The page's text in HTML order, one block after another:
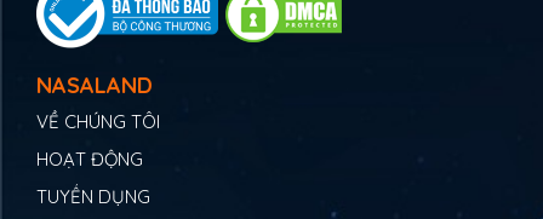
NASALAND
VỀ CHÚNG TÔI
HOẠT ĐỘNG
TUYỂN DỤNG